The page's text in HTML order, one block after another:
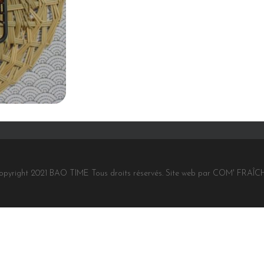
2021 BAO TIME Tous droits réservés. Site web par COM'